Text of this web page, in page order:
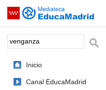
Saltar navegación
Palabra o frase:
Inicio
Canal EducaMadrid